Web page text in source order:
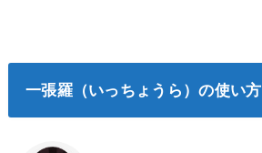
一張羅（いっちょうら）の使い方